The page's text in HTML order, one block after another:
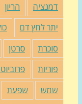
הריון
לחץ דם
כולסטרול
סרטן סרטן
פרוביוטיקה
שפעת תזונה